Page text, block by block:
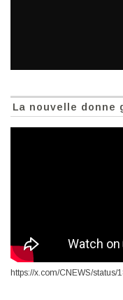
La nouvelle donne
https://x.com/CNEWS/